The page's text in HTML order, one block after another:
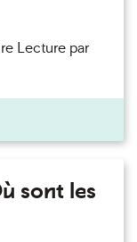
Lecture par
sont les